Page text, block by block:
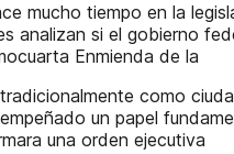
mucho tiempo en la
si el gobierno
Enmienda de la
como
un papel
una orden ejecutiva